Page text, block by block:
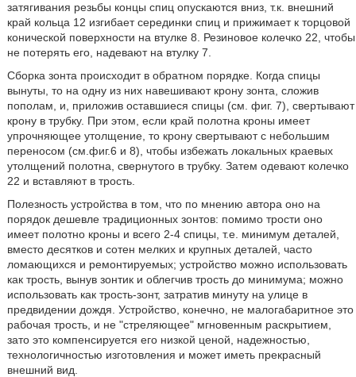
затягивания резьбы концы спиц опускаются вниз, т.к. внешний
край кольца 12 изгибает серединки спиц и прижимает к торцовой
конической поверхности на втулке 8. Резиновое колечко 22, чтобы
не потерять его, надевают на втулку 7.
Сборка зонта происходит в обратном порядке. Когда спицы
вынуты, то на одну из них навешивают крону зонта, сложив
пополам, и, приложив оставшиеся спицы (см. фиг. 7), свертывают
крону в трубку. При этом, если край полотна кроны имеет
упрочняющее утолщение, то крону свертывают с небольшим
переносом (см.фиг.6 и 8), чтобы избежать локальных краевых
утолщений полотна, свернутого в трубку. Затем одевают колечко
22 и вставляют в трость.
Полезность устройства в том, что по мнению автора оно на
порядок дешевле традиционных зонтов: помимо трости оно
имеет полотно кроны и всего 2-4 спицы, т.е. минимум деталей,
вместо десятков и сотен мелких и крупных деталей, часто
ломающихся и ремонтируемых; устройство можно использовать
как трость, вынув зонтик и облегчив трость до минимума; можно
использовать как трость-зонт, затратив минуту на улице в
предвидении дождя. Устройство, конечно, не малогабаритное это
рабочая трость, и не "стреляющее" мгновенным раскрытием,
зато это компенсируется его низкой ценой, надежностью,
технологичностью изготовления и может иметь прекрасный
внешний вид.